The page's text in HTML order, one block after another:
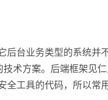
台业务类型的系统并
术方案。后端框架见
工具的代码，所以常